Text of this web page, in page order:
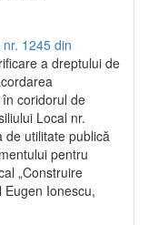
1245 din
a dreptului de
coridorul de
Local nr.
utilitate publică
pentru
„Construire
Ionescu,